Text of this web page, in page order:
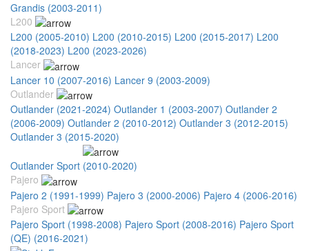
Grandis (2003-2011)
L200
L200 (2005-2010) L200 (2010-2015) L200 (2015-2017) L200
(2018-2023) L200 (2023-2026)
Lancer
Lancer 10 (2007-2016) Lancer 9 (2003-2009)
Outlander
Outlander (2021-2024) Outlander 1 (2003-2007) Outlander 2
(2006-2009) Outlander 2 (2010-2012) Outlander 3 (2012-2015)
Outlander 3 (2015-2020)
Outlander Sport (2010-2020)
Pajero
Pajero 2 (1991-1999) Pajero 3 (2000-2006) Pajero 4 (2006-2016)
Pajero Sport
Pajero Sport (1998-2008) Pajero Sport (2008-2016) Pajero Sport
(QE) (2016-2021)